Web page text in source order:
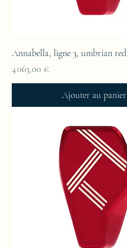
Annabella, ligne 3, umbrian red
Prix
4 063,00 €
Ajouter au panier